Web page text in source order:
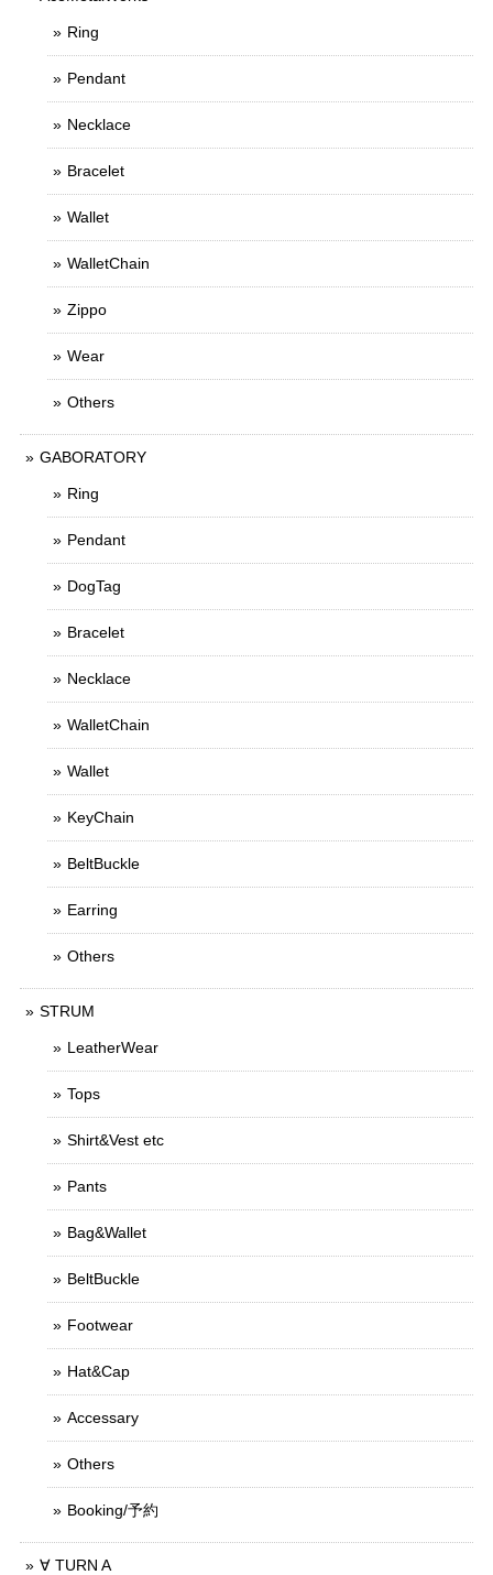
Ring
Pendant
Necklace
Bracelet
Wallet
WalletChain
Zippo
Wear
Others
GABORATORY
Ring
Pendant
DogTag
Bracelet
Necklace
WalletChain
Wallet
KeyChain
BeltBuckle
Earring
Others
STRUM
LeatherWear
Tops
Shirt&Vest etc
Pants
Bag&Wallet
BeltBuckle
Footwear
Hat&Cap
Accessary
Others
Booking/予約
∀ TURN A